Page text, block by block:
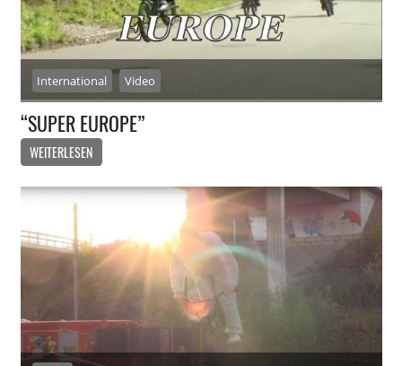
International Video
“SUPER EUROPE”
WEITERLESEN